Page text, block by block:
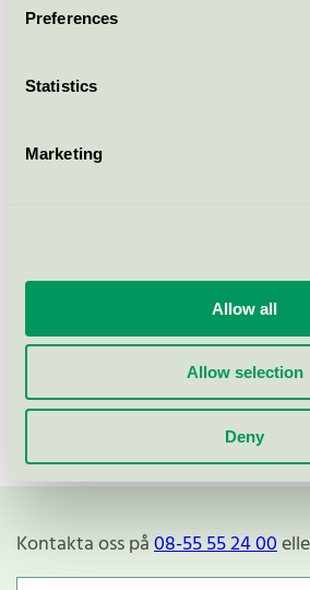
Preferences
Statistics
Marketing
Allow all
Allow selection
Deny
startpaket art. 7326
startpaket art. 7325
refill 2 st art. 7303
Svanen / SINI / Allrengöringsmedel
SINI rengörinstablett
refill 2 st art. 7306
Svanen / SINI / Glas- och
Kontakta oss på08-55 55 24 00